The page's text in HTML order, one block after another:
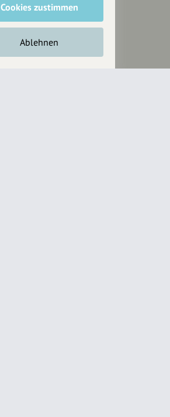
Cookies zustimmen
Ablehnen